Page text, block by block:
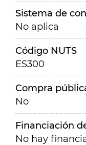
Sistema de
No aplica
Código NUTS
ES300
Compra
No
Financiación
No hay